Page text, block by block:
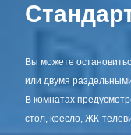
Вы можете
или двумя
В комнатах
стол, кресло, ЖК-